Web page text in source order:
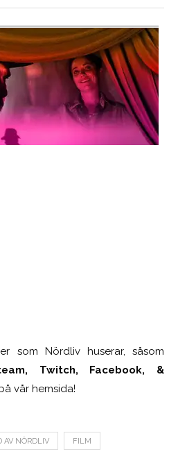
som Nördliv huserar, såsom
Twitch, Facebook, &
vår hemsida!
AV NÖRDLIV FILM